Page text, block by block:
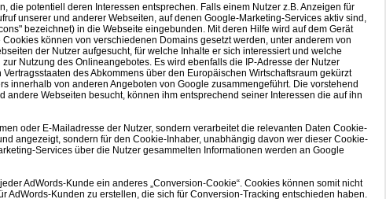
potentiell deren Interessen entsprechen. Falls einem Nutzer z.B. Anzeigen für
unserer und anderer Webseiten, auf denen Google-Marketing-Services aktiv sind,
bezeichnet) in die Webseite eingebunden. Mit deren Hilfe wird auf dem Gerät
können von verschiedenen Domains gesetzt werden, unter anderem von
der Nutzer aufgesucht, für welche Inhalte er sich interessiert und welche
Nutzung des Onlineangebotes. Es wird ebenfalls die IP-Adresse der Nutzer
des Abkommens über den Europäischen Wirtschaftsraum gekürzt
innerhalb von anderen Angeboten von Google zusammengeführt. Die vorstehend
Webseiten besucht, können ihm entsprechend seiner Interessen die auf ihn
oder E-Mailadresse der Nutzer, sondern verarbeitet die relevanten Daten Cookie-
angezeigt, sondern für den Cookie-Inhaber, unabhängig davon wer dieser Cookie-
Services über die Nutzer gesammelten Informationen werden an Google
AdWords-Kunde ein anderes „Conversion-Cookie“. Cookies können somit nicht
Kunden zu erstellen, die sich für Conversion-Tracking entschieden haben.